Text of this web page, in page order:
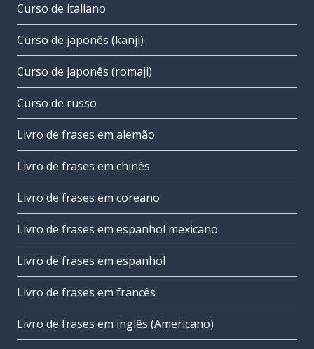
Curso de italiano
Curso de japonês (kanji)
Curso de japonês (romaji)
Curso de russo
Livro de frases em alemão
Livro de frases em chinês
Livro de frases em coreano
Livro de frases em espanhol mexicano
Livro de frases em espanhol
Livro de frases em francês
Livro de frases em inglês (Americano)